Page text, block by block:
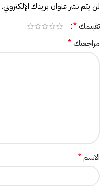
لن يتم نشر عنوان بريدك الإلكتروني.
تقييمك*
مراجعتك*
الاسم*